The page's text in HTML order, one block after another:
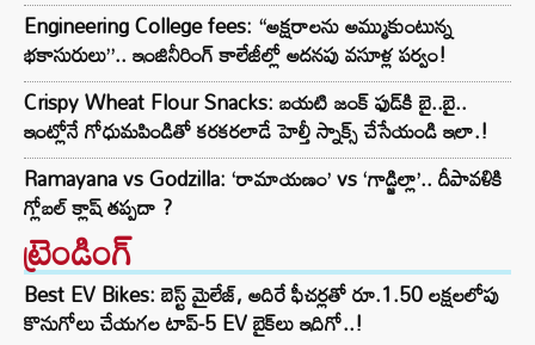
Engineering College fees: “అక్షరాలను అమ్ముకుంటున్న
భకాసురులు”.. ఇంజినీరింగ్ కాలేజీల్లో అదనపు వసూళ్ల పర్వం!
Crispy Wheat Flour Snacks: బయటి జంక్ ఫుడ్‌కి బై..బై..
ఇంట్లోనే గోధుమపిండితో కరకరలాడే హెల్తీ స్నాక్స్ చేసేయండి ఇలా.!
Ramayana vs Godzilla: ‘రామాయణం’ vs ‘గాడ్జిల్లా’.. దీపావళికి
గ్లోబల్ క్లాష్ తప్పదా ?
ట్రెండింగ్‌
Best EV Bikes: బెస్ట్ మైలేజ్, అదిరే ఫీచర్లతో రూ.1.50 లక్షలలోపు
కొనుగోలు చేయగల టాప్-5 EV బైక్‌లు ఇదిగో..!